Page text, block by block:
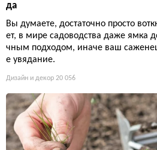
да
Вы думаете, достаточно просто
ет, в мире садоводства даже ямка
чным подходом, иначе ваш
е увядание.
Дизайн и декор 20 056